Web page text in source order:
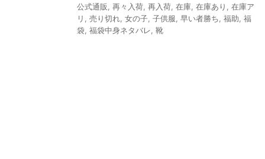
公式通販
再々入荷 再入荷 在庫 在庫あり
在庫ア
リ
売り切れ 女の子 子供服 早い者勝ち 福助 福
袋 福袋中身ネタバレ 靴